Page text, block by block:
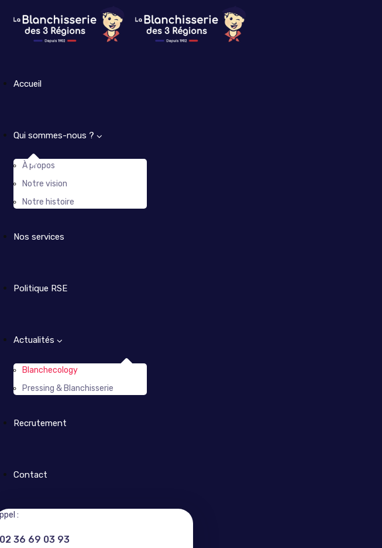
Accueil
Qui sommes-nous ?
À propos
Notre vision
Notre histoire
Nos services
Politique RSE
Actualités
Blanchecology
Pressing & Blanchisserie
Recrutement
Contact
:
02 36 69 03 93